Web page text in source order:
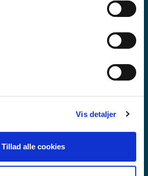
Vis detaljer
Tillad alle cookies